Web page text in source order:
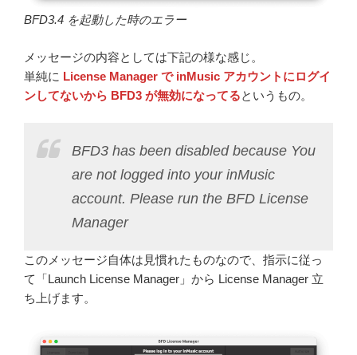
BFD3.4 を起動した時のエラー
メッセージの内容としては下記の様な感じ。
単純に License Manager で inMusic アカウントにログイ
ンしてないから BFD3 が無効になってるというもの。
BFD3 has been disabled because You
are not logged into your inMusic
account. Please run the BFD License
Manager
このメッセージ自体は見慣れたものなので、指示に従っ
て「Launch License Manager」から License Manager 立
ち上げます。